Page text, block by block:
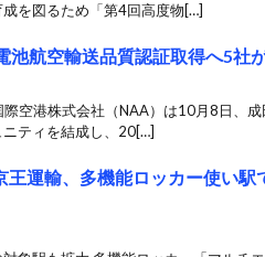
を図るため「第4回高度物[…]
池航空輸送品質認証取得へ5社
空港株式会社（NAA）は10月8日、
ティを結成し、20[…]
王運輸、多機能ロッカー使い